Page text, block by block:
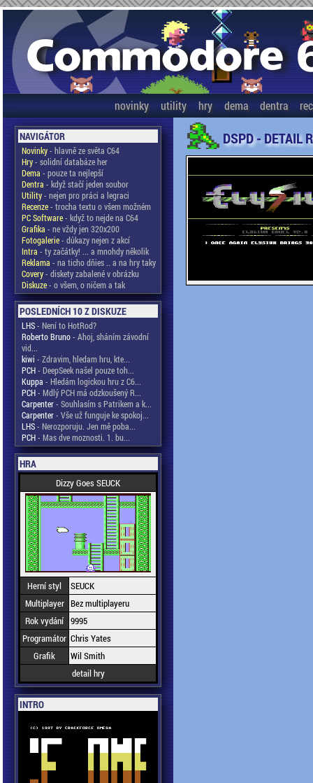
novinky utility hry dema dentra
NAVIGÁTOR
Novinky- hlavně ze světa C64
Hry- solidní databáze her
Dema - pouze ta nejlepší
Dentra - když stačí jeden soubor
Utility- nejen pro práci a legraci
Recenze- trocha textu o všem možném
PC Software- když to nejde na C64
Grafika - ne vždy jen 320x200
Fotogalerie- důkazy nejen z akcí
Intra - ty začátky! ... a mnohdy několik
Reklama - na ticho dňies .. a na hry taky
Covery- diskety zabalené v obrázku
Diskuze- o všem, o ničem a tak
POSLEDNÍCH 10 Z DISKUZE
LHS- Není to HotRod?
Roberto Bruno- Ahoj, sháním závodní
vid...
kiwi - Zdravim, hledam hru, kte...
PCH- DeepSeek našel pouze toh...
Kuppa - Hledám logickou hru z C6...
PCH- Mdlý PCH má odzkoušený R...
Carpenter- Souhlasím s Patrikem a k...
Carpenter- Vše už funguje ke spokoj...
LHS- Nerozporuju. Jen mě poba...
PCH- Mas dve moznosti. 1. bu...
HRA
Dizzy Goes SEUCK
Herní styl
SEUCK
Multiplayer Bez multiplayeru
Rok vydání 9995
Programátor Chris Yates
Grafik
Wil Smith
detail hry
INTRO
DSPD - DETAIL